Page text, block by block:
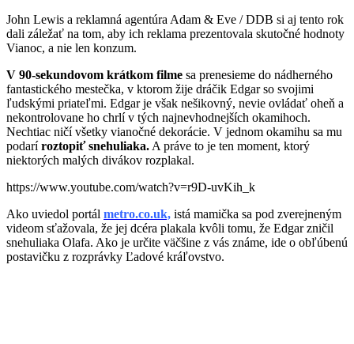
John Lewis a reklamná agentúra Adam & Eve / DDB si aj tento rok
dali záležať na tom, aby ich reklama prezentovala skutočné hodnoty
Vianoc, a nie len konzum.
V 90-sekundovom krátkom filme sa prenesieme do nádherného
fantastického mestečka, v ktorom žije dráčik Edgar so svojimi
ľudskými priateľmi. Edgar je však nešikovný, nevie ovládať oheň a
nekontrolovane ho chrlí v tých najnevhodnejších okamihoch.
Nechtiac ničí všetky vianočné dekorácie. V jednom okamihu sa mu
podaríroztopiť snehuliaka. A práve to je ten moment, ktorý
niektorých malých divákov rozplakal.
https://www.youtube.com/watch?v=r9D-uvKih_k
Ako uviedol portál metro.co.uk, istá mamička sa pod zverejneným
videom sťažovala, že jej dcéra plakala kvôli tomu, že Edgar zničil
snehuliaka Olafa. Ako je určite väčšine z vás známe, ide o obľúbenú
postavičku z rozprávky Ľadové kráľovstvo.